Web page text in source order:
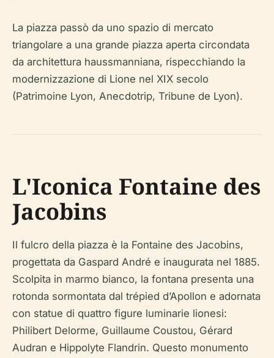
La piazza passò da uno spazio di mercato
triangolare a una grande piazza aperta circondata
da architettura haussmanniana, rispecchiando la
modernizzazione di Lione nel XIX secolo
(Patrimoine Lyon, Anecdotrip, Tribune de Lyon).
L'Iconica Fontaine des
Jacobins
Il fulcro della piazza è la Fontaine des Jacobins,
progettata da Gaspard André e inaugurata nel 1885.
Scolpita in marmo bianco, la fontana presenta una
rotonda sormontata dal trépied d’Apollon e adornata
con statue di quattro figure luminarie lionesi:
Philibert Delorme, Guillaume Coustou, Gérard
Audran e Hippolyte Flandrin. Questo monumento